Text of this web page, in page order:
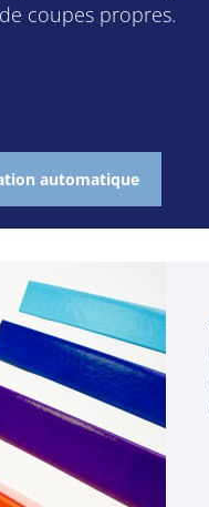
coupes propres.
automatique